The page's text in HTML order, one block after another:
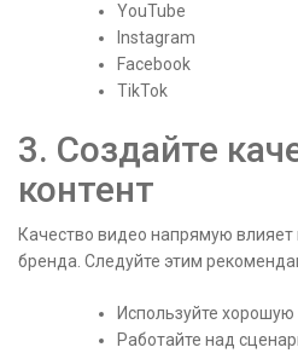
YouTube
Instagram
Facebook
TikTok
3. Создайте
контент
Качество видео напрямую влияет
бренда. Следуйте этим
Используйте
Работайте над